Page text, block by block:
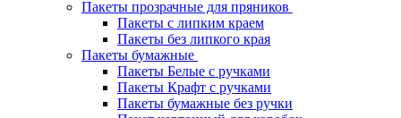
Пакеты прозрачные для пряников
Пакеты с липким краем
Пакеты без липкого края
Пакеты бумажные
Пакеты Белые с ручками
Пакеты Крафт с ручками
Пакеты бумажные без ручки